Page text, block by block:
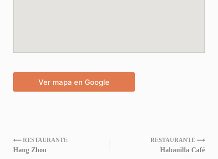
Ver mapa en Google
⟵ RESTAURANTE
Hang Zhou
RESTAURANTE ⟶
Habanilla Café